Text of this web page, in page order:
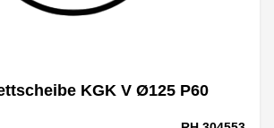
KGK V Ø125 P60